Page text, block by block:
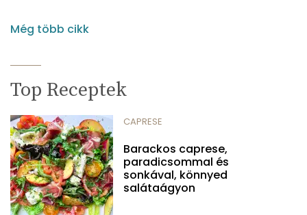
Még több cikk
Top Receptek
CAPRESE
Barackos caprese,
paradicsommal és
sonkával, könnyed
salátaágyon